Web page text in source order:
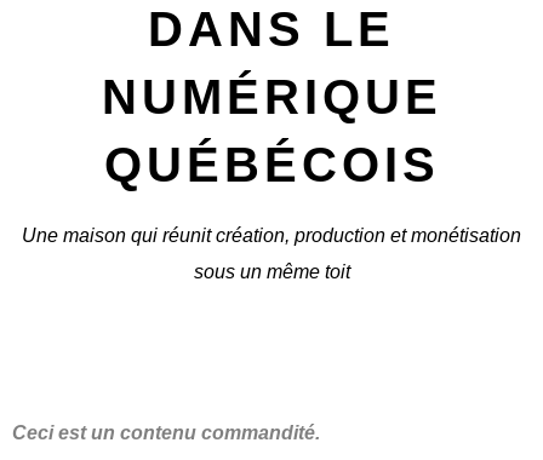
DANS LE
NUMÉRIQUE
QUÉBÉCOIS
Une maison qui réunit création, production et monétisation
sous un même toit
Ceci est un contenu commandité.